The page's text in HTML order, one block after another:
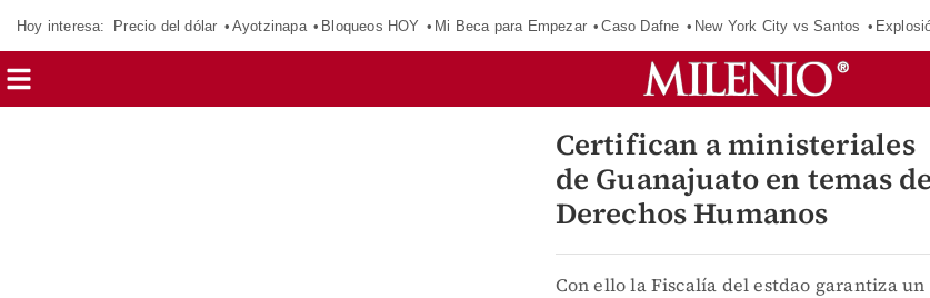
Hoy interesa: Precio del dólar Ayotzinapa Bloqueos HOY Mi Beca para Empezar Caso Dafne New York City vs Santos
Certifican a ministeriales
de Guanajuato en temas de
Derechos Humanos
Con ello la Fiscalía del estdao garantiza un